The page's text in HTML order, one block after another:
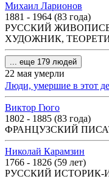
Михаил Ларионов
1881 - 1964 (83 года)
РУССКИЙ
ХУДОЖНИК,
... еще 179 людей
22 мая умерли
Люди, умершие в этот
Виктор Гюго
1802 - 1885 (83 года)
ФРАНЦУЗСКИЙ
Николай Карамзин
1766 - 1826 (59 лет)
РУССКИЙ ИСТОРИК-